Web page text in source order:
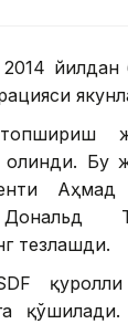
йилдан
Бу
тезлашди.